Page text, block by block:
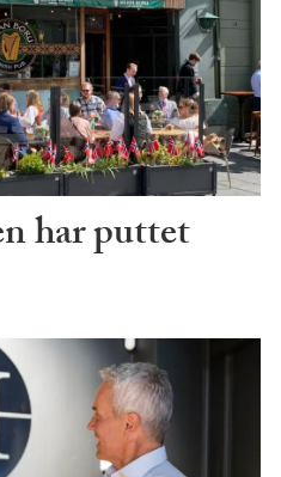
har puttet